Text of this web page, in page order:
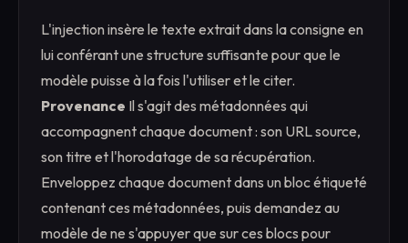
L'injection insère le texte extrait dans la consigne en
lui conférant une structure suffisante pour que le
modèle puisse à la fois l'utiliser et le citer.
Provenance Il s'agit des métadonnées qui
accompagnent chaque document : son URL source,
son titre et l'horodatage de sa récupération.
Enveloppez chaque document dans un bloc étiqueté
contenant ces métadonnées, puis demandez au
modèle de ne s'appuyer que sur ces blocs pour